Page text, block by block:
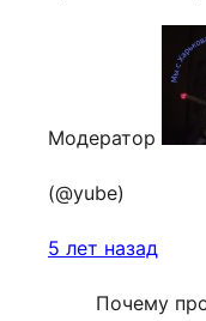
Модератор
(@yube)
5 лет назад
Почему